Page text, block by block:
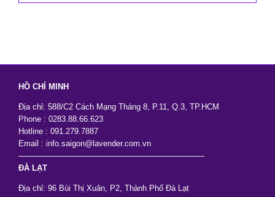
HỒ CHÍ MINH
Địa chỉ: 588/C2 Cách Mạng Tháng 8, P.11, Q.3, TP.HCM
Phone : 0283.88.66.623
Hotline : 091.279.7887
Email : info.saigon@lavender.com.vn
———————————————————————-
ĐÀ LẠT
Địa chỉ: 96 Bùi Thị Xuân, P2, Thành Phố Đà Lạt